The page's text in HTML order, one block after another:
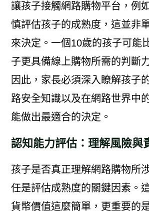
讓孩子接觸網路購物平台，例
慎評估孩子的成熟度，這並非
來決定。一個10歲的孩子可能
子更具備線上購物所需的判斷
因此，家長必須深入瞭解孩子
路安全知識以及在網路世界中
能做出最適合的決定。
認知能力評估：理解風險與
孩子是否真正理解網路購物所
任是評估成熟度的關鍵因素。
貨幣價值這麼簡單，更重要的